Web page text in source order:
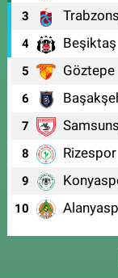
3
4 Beşiktaş
5 Göztepe
6
7
8 Rizespor
9
10